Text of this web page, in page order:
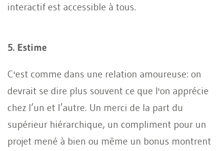
interactif est accessible à tous.
5. Estime
C'est comme dans une relation amoureuse: on
devrait se dire plus souvent ce que l'on apprécie
chez l’un et l’autre. Un merci de la part du
supérieur hiérarchique, un compliment pour un
projet mené à bien ou même un bonus montrent